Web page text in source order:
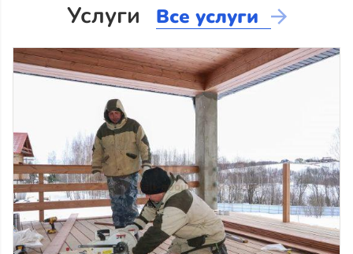
Услуги Все услуги